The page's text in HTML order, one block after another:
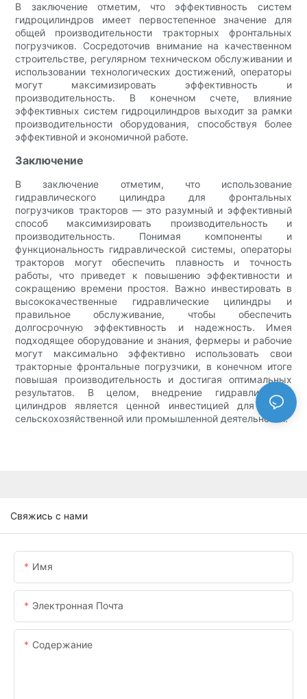
В заключение отметим, что эффективность систем
гидроцилиндров имеет первостепенное значение для
общей производительности тракторных фронтальных
погрузчиков. Сосредоточив внимание на качественном
строительстве, регулярном техническом обслуживании и
использовании технологических достижений, операторы
могут максимизировать эффективность и
производительность. В конечном счете, влияние
эффективных систем гидроцилиндров выходит за рамки
производительности оборудования, способствуя более
эффективной и экономичной работе.
Заключение
В заключение отметим, что использование
гидравлического цилиндра для фронтальных
погрузчиков тракторов — это разумный и эффективный
способ максимизировать производительность и
производительность. Понимая компоненты и
функциональность гидравлической системы, операторы
тракторов могут обеспечить плавность и точность
работы, что приведет к повышению эффективности и
сокращению времени простоя. Важно инвестировать в
высококачественные гидравлические цилиндры и
правильное обслуживание, чтобы обеспечить
долгосрочную эффективность и надежность. Имея
подходящее оборудование и знания, фермеры и рабочие
могут максимально эффективно использовать свои
тракторные фронтальные погрузчики, в конечном итоге
повышая производительность и достигая оптимальных
результатов. В целом, внедрение гидравлических
цилиндров является ценной инвестицией для любой
сельскохозяйственной или промышленной деятельности.
Свяжись с нами
Имя
Электронная Почта
Содержание